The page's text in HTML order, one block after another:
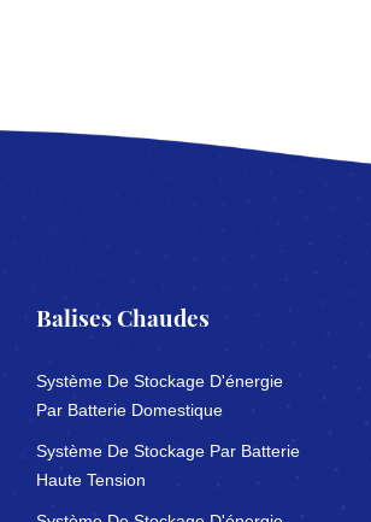
Balises Chaudes
Système De Stockage D'énergie
Par Batterie Domestique
Système De Stockage Par Batterie
Haute Tension